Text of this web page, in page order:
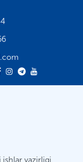
ishlar vazirligi